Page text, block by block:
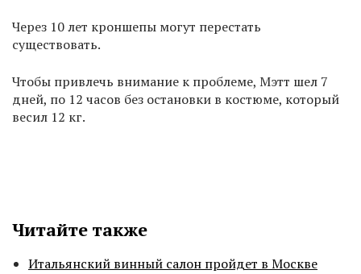
Через 10 лет кроншепы могут перестать
существовать.
Чтобы привлечь внимание к проблеме, Мэтт шел 7
дней, по 12 часов без остановки в костюме, который
весил 12 кг.
Читайте также
Итальянский винный салон пройдет в Москве